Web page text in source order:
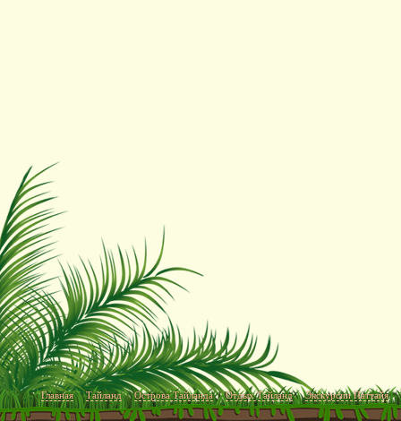
Главная Тайланд Острова Тайланда Отдых Тайланд Экскурсии Паттайя